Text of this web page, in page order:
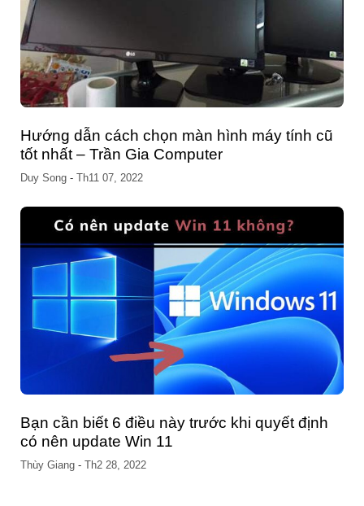
Hướng dẫn cách chọn màn hình máy tính cũ
tốt nhất – Trần Gia Computer
Duy Song - Th11 07, 2022
Bạn cần biết 6 điều này trước khi quyết định
có nên update Win 11
Thùy Giang - Th2 28, 2022